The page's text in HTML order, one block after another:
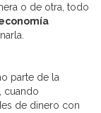
o de otra, todo
parte de la
, cuando
de dinero con